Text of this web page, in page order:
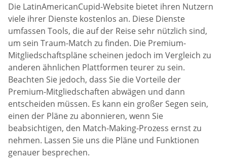
Die LatinAmericanCupid-Website bietet ihren Nutzern
viele ihrer Dienste kostenlos an. Diese Dienste
umfassen Tools, die auf der Reise sehr nützlich sind,
um sein Traum-Match zu finden. Die Premium-
Mitgliedschaftspläne scheinen jedoch im Vergleich zu
anderen ähnlichen Plattformen teurer zu sein.
Beachten Sie jedoch, dass Sie die Vorteile der
Premium-Mitgliedschaften abwägen und dann
entscheiden müssen. Es kann ein großer Segen sein,
einen der Pläne zu abonnieren, wenn Sie
beabsichtigen, den Match-Making-Prozess ernst zu
nehmen. Lassen Sie uns die Pläne und Funktionen
genauer besprechen.